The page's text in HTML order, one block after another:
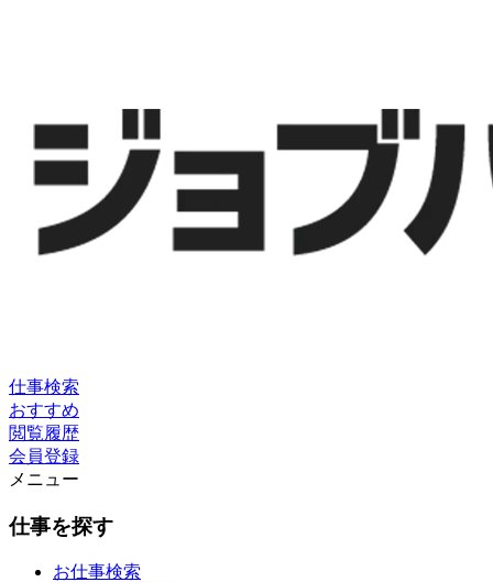
仕事検索
おすすめ
閲覧履歴
会員登録
メニュー
仕事を探す
お仕事検索